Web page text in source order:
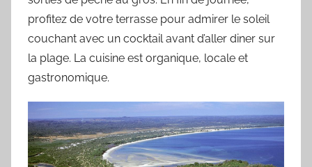
profitez de votre terrasse pour admirer le soleil
couchant avec un cocktail avant d’aller diner sur
la plage. La cuisine est organique, locale et
gastronomique.